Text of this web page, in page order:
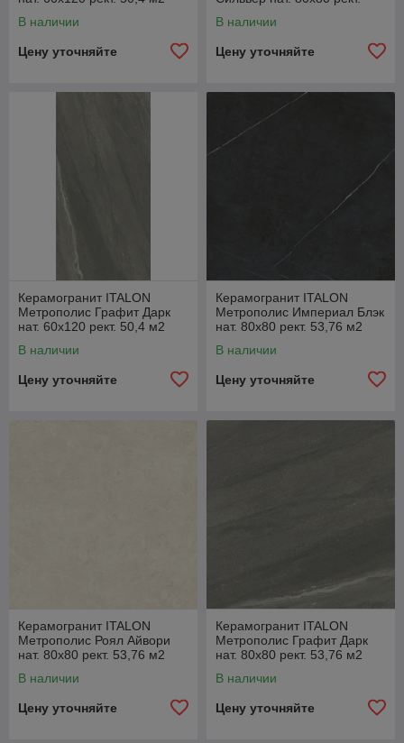
В наличии
Цену уточняйте
610010002336
В наличии
Цену уточняйте
Керамогранит ITALON
Метрополис Графит Дарк
нат. 60x120 рект. 50,4 м2
В наличии
Цену уточняйте
Керамогранит ITALON
Метрополис Империал Блэк
нат. 80x80 рект. 53,76 м2
В наличии
Цену уточняйте
Керамогранит ITALON
Метрополис Роял Айвори
нат. 80x80 рект. 53,76 м2
В наличии
Цену уточняйте
Керамогранит ITALON
Метрополис Графит Дарк
нат. 80x80 рект. 53,76 м2
В наличии
Цену уточняйте